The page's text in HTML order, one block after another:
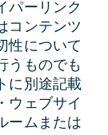
パーリンク
コンテンツ
性について
うものでも
に別途記載
ウェブサイ
ームまたは